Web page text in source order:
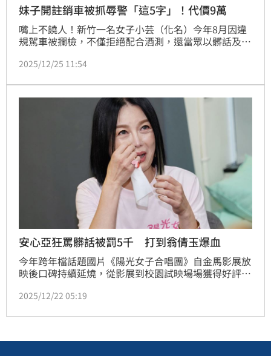
妹子開註銷車被抓辱警「這5字」！代價9萬
嘴上不饒人！新竹一名女子小芸（化名）今年8月因違
規駕車被攔檢，不僅拒絕配合酒測，還當眾以髒話及外
後，認定女子的行為已經損害公務員人格與公權力執
金需繳納9萬元。
2025/12/25 11:54
安心亞狂罵髒話被罰5千 打到翁倩玉爆血
今年跨年檔話題國片《陽光女子合唱團》自金馬影展放
映後口碑持續延燒，從影展到校園試映場場獲得好評，
員群今（22）日接受媒體訪問，分享為角色投入的準備
2025/12/22 05:19